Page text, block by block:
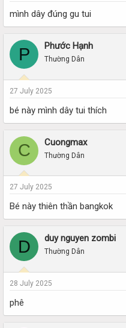
mình dây đúng gu tui
P Phước Hạnh
Thường Dân
27 July 2025
bé này mình dây tui thích
C Cuongmax
Thường Dân
27 July 2025
Bé này thiên thần bangkok
D duy nguyen zombi
Thường Dân
28 July 2025
phê